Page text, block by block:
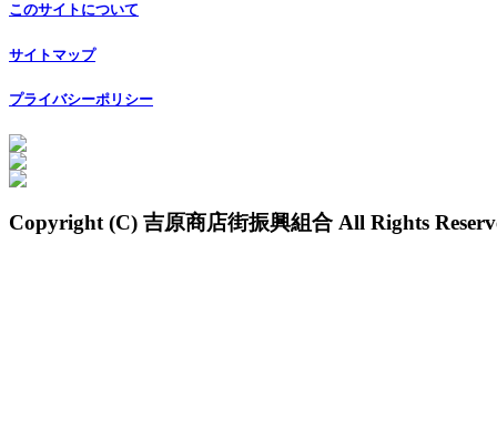
このサイトについて
サイトマップ
プライバシーポリシー
Copyright (C) 吉原商店街振興組合 All Rights